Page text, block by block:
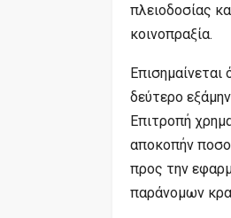
πλειοδοσίας
κοινοπραξία.
δεύτερο
Επιτροπή
αποκοπήν
προς την
παράνομων